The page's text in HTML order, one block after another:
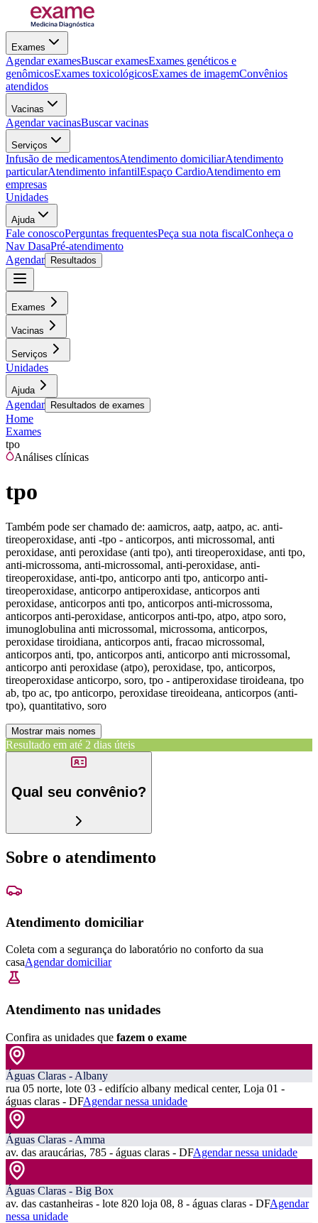
Exames
Agendar examesBuscar examesExames genéticos e
genômicosExames toxicológicosExames de imagemConvênios
atendidos
Vacinas
Agendar vacinasBuscar vacinas
Serviços
Infusão de medicamentosAtendimento domiciliarAtendimento
particularAtendimento infantilEspaço CardioAtendimento em
empresas
Unidades
Ajuda
Fale conoscoPerguntas frequentesPeça sua nota fiscalConheça o
Nav DasaPré-atendimento
Agendar
Resultados
Exames
Vacinas
Serviços
Unidades
Ajuda
Agendar Resultados de exames
Home
Exames
tpo
Análises clínicas
tpo
Também pode ser chamado de: aamicros, aatp, aatpo, ac. anti-
tireoperoxidase, anti -tpo - anticorpos, anti microssomal, anti
peroxidase, anti peroxidase (anti tpo), anti tireoperoxidase, anti tpo,
anti-microssoma, anti-microssomal, anti-peroxidase, anti-
tireoperoxidase, anti-tpo, anticorpo anti tpo, anticorpo anti-
tireoperoxidase, anticorpo antiperoxidase, anticorpos anti
peroxidase, anticorpos anti tpo, anticorpos anti-microssoma,
anticorpos anti-peroxidase, anticorpos anti-tpo, atpo, atpo soro,
imunoglobulina anti microssomal, microssoma, anticorpos,
peroxidase tiroidiana, anticorpos anti, fracao microssomal,
anticorpos anti, tpo, anticorpos anti, anticorpo anti microssomal,
anticorpo anti peroxidase (atpo), peroxidase, tpo, anticorpos,
tireoperoxidase anticorpo, soro, tpo - antiperoxidase tiroideana, tpo
ab, tpo ac, tpo anticorpo, peroxidase tireoideana, anticorpos (anti-
tpo), quantitativo, soro
Mostrar mais nomes
Resultado em até 2 dias úteis
Qual seu convênio?
Sobre o atendimento
Atendimento domiciliar
Coleta com a segurança do laboratório no conforto da sua
casaAgendar domiciliar
Atendimento nas unidades
Confira as unidades que fazem o exame
Águas Claras - Albany
rua 05 norte, lote 03 - edifício albany medical center, Loja 01 -
águas claras - DFAgendar nessa unidade
Águas Claras - Amma
av. das araucárias, 785 - águas claras - DFAgendar nessa unidade
Águas Claras - Big Box
av. das castanheiras - lote 820 loja 08, 8 - águas claras - DFAgendar
nessa unidade